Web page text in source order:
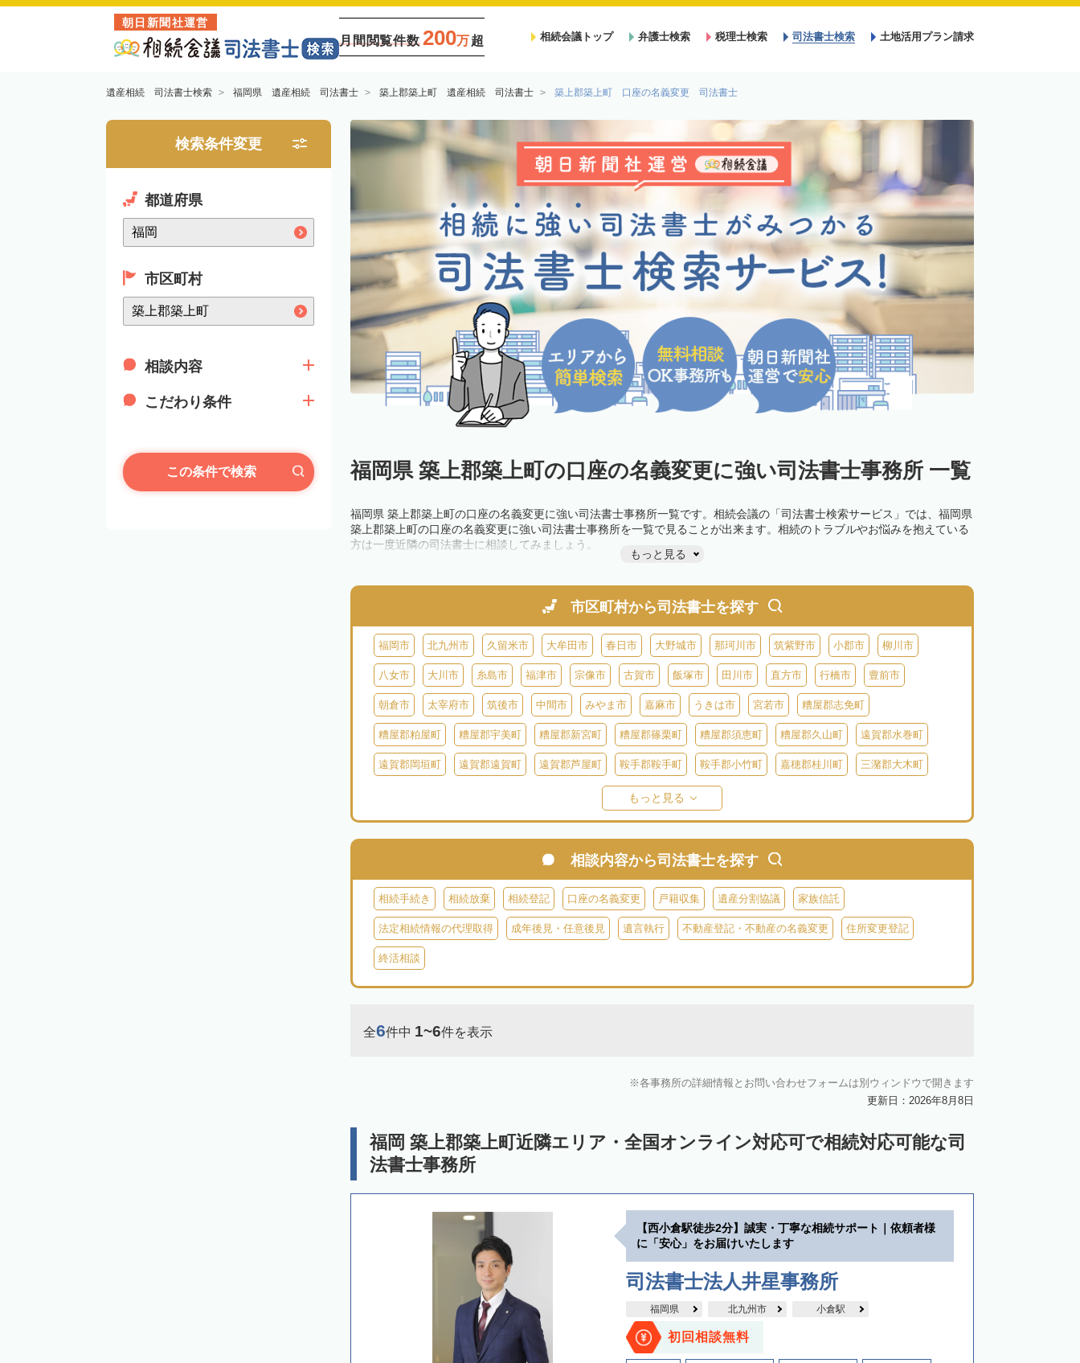
朝日新聞社運営
月間閲覧件数 200万超 相続会議トップ 弁護士検索 税理士検索 司法書士検索 土地活用プラン請求
遺産相続 司法書士検索 福岡県 遺産相続 司法書士 築上郡築上町 遺産相続 司法書士 築上郡築上町 口座の名義変更 司法書士
検索条件変更
都道府県
市区町村
相談内容
こだわり条件
この条件で検索 福岡県 築上郡築上町の口座の名義変更に強い司法書士事務所 一覧
福岡県 築上郡築上町の口座の名義変更に強い司法書士事務所一覧です。相続会議の「司法書士検索サービス」では、福岡県
築上郡築上町の口座の名義変更に強い司法書士事務所を一覧で見ることが出来ます。相続のトラブルやお悩みを抱えている
方は一度近隣の司法書士に相談してみましょう。
もっと見る
市区町村から司法書士を探す
福岡市 北九州市 久留米市 大牟田市 春日市 大野城市 那珂川市 筑紫野市 小郡市 柳川市
八女市 大川市 糸島市 福津市 宗像市 古賀市 飯塚市 田川市 直方市 行橋市 豊前市
朝倉市 太宰府市 筑後市 中間市 みやま市 嘉麻市 うきは市 宮若市 糟屋郡志免町
糟屋郡粕屋町 糟屋郡宇美町 糟屋郡新宮町 糟屋郡篠栗町 糟屋郡須恵町 糟屋郡久山町 遠賀郡水巻町
遠賀郡岡垣町 遠賀郡遠賀町 遠賀郡芦屋町 鞍手郡鞍手町 鞍手郡小竹町 嘉穂郡桂川町 三潴郡大木町
朝倉郡東峰村
田川郡添田町 田川郡糸田町 田川郡大任町 田川郡赤村 京都郡苅田町 京都郡みやこ町 築上郡吉富町
もっと見る
相談内容から司法書士を探す
相続手続き 相続放棄 相続登記 口座の名義変更 戸籍収集 遺産分割協議 家族信託
法定相続情報の代理取得 成年後見・任意後見 遺言執行 不動産登記・不動産の名義変更 住所変更登記
終活相談
全6件中 1~6件を表示
各事務所の詳細情報とお問い合わせフォームは別ウィンドウで開きます
更新日：2026年8月8日
福岡 築上郡築上町近隣エリア・全国オンライン対応可で相続対応可能な司
法書士事務所
【西小倉駅徒歩2分】誠実・丁寧な相続サポート｜依頼者様
に「安心」をお届けいたします
司法書士法人井星事務所
福岡県 北九州市 小倉駅
初回相談無料